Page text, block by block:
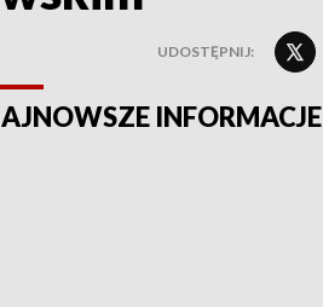
UDOSTĘPNIJ:
INFORMACJE